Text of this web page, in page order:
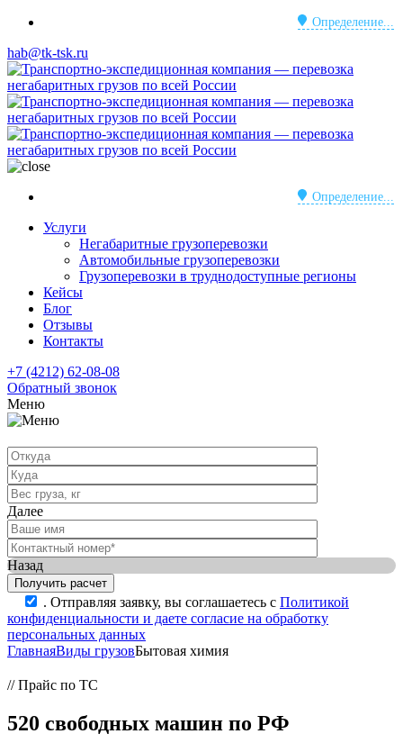
Определение...
hab@tk-tsk.ru
Определение...
Услуги
Негабаритные грузоперевозки
Автомобильные грузоперевозки
Грузоперевозки в труднодоступные регионы
Кейсы
Блог
Отзывы
Контакты
+7 (4212) 62-08-08
Обратный звонок
Меню
Далее
Назад
. Отправляя заявку, вы соглашаетесь с Политикой
конфиденциальности и даете согласие на обработку
персональных данных
ГлавнаяВиды грузовБытовая химия
// Прайс по ТС
520 свободных машин по РФ